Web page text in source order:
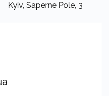
Kyiv, Saperne Pole, 3